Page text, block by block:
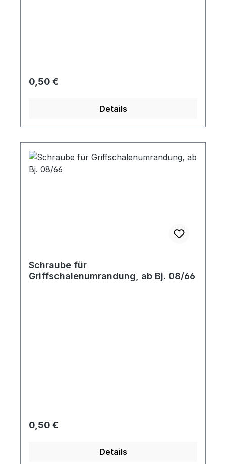
Regulärer Preis:
0,50 €
Details
Schraube für
Griffschalenumrandung, ab Bj. 08/66
Regulärer Preis:
0,50 €
Details